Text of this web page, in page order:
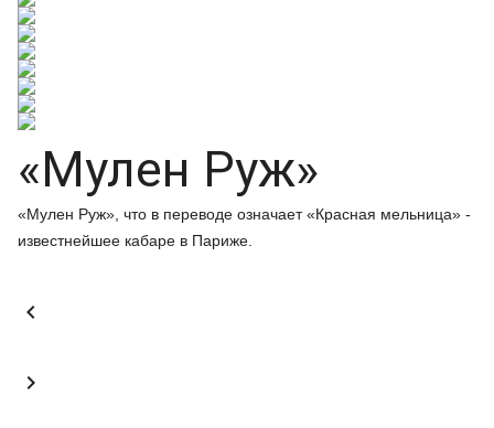
«Мулен Руж»
«Мулен Руж», что в переводе означает «Красная мельница» -
известнейшее кабаре в Париже.

